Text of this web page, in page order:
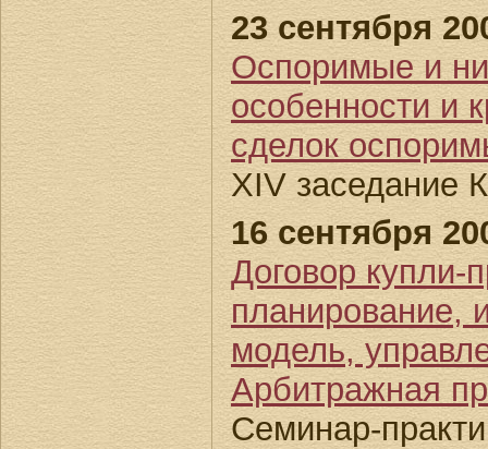
23 сентября
Оспоримые и
особенности и
сделок
XIV заседание
16 сентября
Договор купли-
планирование,
модель,
Арбитражная
Семинар-